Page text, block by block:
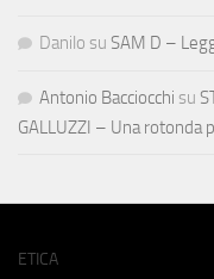
Danilo su SAM D –
Antonio Bacciocchi su
GALLUZZI – Una rotonda
ETICA